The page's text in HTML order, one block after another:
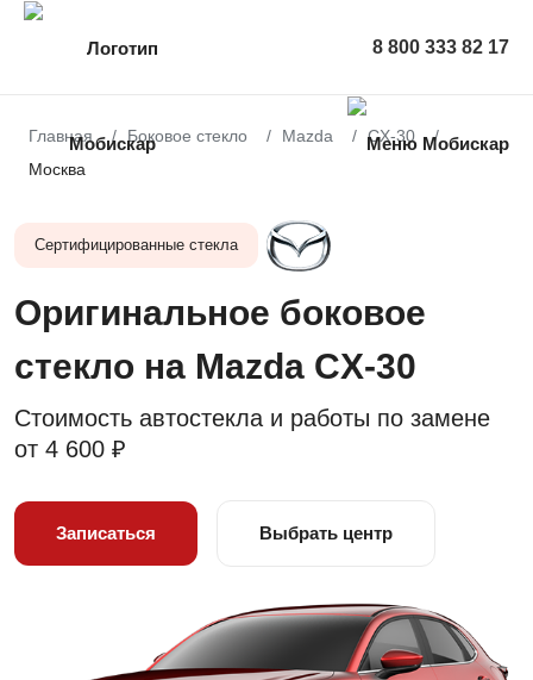
8 800 333 82 17
Главная Боковое стекло Mazda
CX-30
Москва
Сертифицированные стекла
Оригинальное боковое
стекло на Mazda CX-30
Стоимость автостекла и работы по замене
от 4 600 ₽
Записаться Выбрать центр